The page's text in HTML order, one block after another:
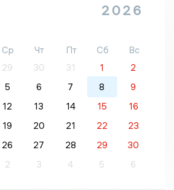
2026
Ср Чт Пт Сб
Вс
29 30 31 1
2
5 6 7 8
9
12 13 14 15
16
19 20 21 22
23
26 27 28 29
30
2 3 4 5 6